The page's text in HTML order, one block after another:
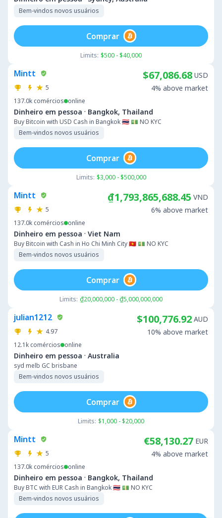
Bem-vindos novos usuários
Limits: $500 - $40,000
Comprar
Mintt
5
137.0k comércios online
Dinheiro em pessoa · Bangkok, Thailand
Buy Bitcoin with USD Cash in Bangkok 🇹🇭 💵 NO KYC
Bem-vindos novos usuários
$67,086.68 USD
4% above market
Limits: $3,000 - $500,000
Comprar
Mintt
5
137.0k comércios online
Dinheiro em pessoa · Viet Nam
Buy Bitcoin with Cash in Ho Chi Minh City 🇻🇳 💵 NO KYC
Bem-vindos novos usuários
₫1,793,865,688.45 VND
6% above market
Limits: ₫20,000,000 - ₫5,000,000,000
Comprar
julian1212
4.97
12.1k comércios online
Dinheiro em pessoa · Australia
syd melb GC brisbane
Bem-vindos novos usuários
$100,776.92 AUD
10% above market
Limits: $1,000 - $20,000
Comprar
Mintt
5
137.0k comércios online
Dinheiro em pessoa · Bangkok, Thailand
Buy BTC with EUR Cash in Bangkok 🇹🇭 💵 NO KYC
Bem-vindos novos usuários
€58,130.27 EUR
4% above market